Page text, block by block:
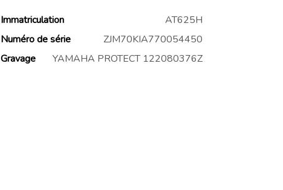
Immatriculation
AT625H
Numéro de série
ZJM70KIA770054450
Gravage
YAMAHA PROTECT 122080376Z